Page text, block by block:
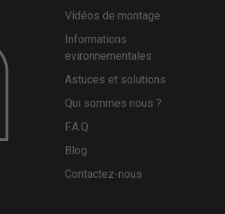
Vidéos de montage
Informations
evironnementales
Astuces et solutions
Qui sommes nous ?
F.A.Q
Blog
Contactez-nous